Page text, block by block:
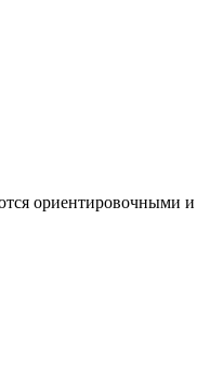
ориентировочными